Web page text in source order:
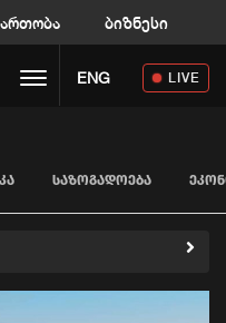
ბიზნესი
Toggle navigation
ENG LIVE
ᲡᲐᲖᲝᲒᲐᲓᲝᲔᲑᲐ